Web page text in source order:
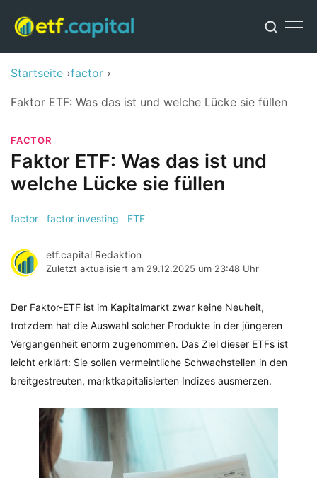
Startseite factor
Faktor ETF: Was das ist und welche Lücke sie füllen
FACTOR
Faktor ETF: Was das ist und
welche Lücke sie füllen
factor factor investing ETF
etf.capital Redaktion
Zuletzt aktualisiert am 29.12.2025 um 23:48 Uhr
Der Faktor-ETF ist im Kapitalmarkt zwar keine Neuheit,
trotzdem hat die Auswahl solcher Produkte in der jüngeren
Vergangenheit enorm zugenommen. Das Ziel dieser ETFs ist
leicht erklärt: Sie sollen vermeintliche Schwachstellen in den
breitgestreuten, marktkapitalisierten Indizes ausmerzen.